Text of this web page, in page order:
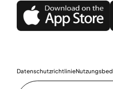
Datenschutzrichtlinie